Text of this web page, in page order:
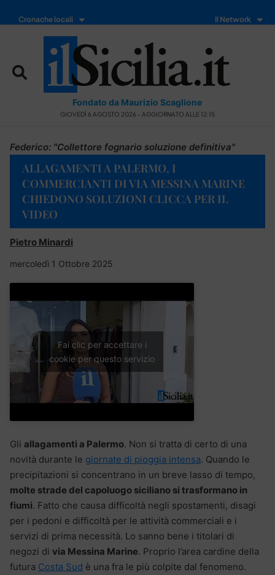
Cronache locali Il Network
Fondato da Maurizio Scaglione
GIOVEDÌ 6 AGOSTO 2026 - AGGIORNATO ALLE 12:15
Federico: "Collettore fognario soluzione definitiva"
ALLAGAMENTI A PALERMO, I
COMMERCIANTI DI VIA MESSINA MARINE
CHIEDONO SOLUZIONI CLICCA PER IL
VIDEO
Pietro Minardi
mercoledì 1 Ottobre 2025
Fai clic per accettare i
cookie per questo servizio
Gli allagamenti a Palermo. Non si tratta di certo di una
novità durante le giornate di pioggia intensa. Quando le
precipitazioni si concentrano in un breve lasso di tempo,
molte strade del capoluogo siciliano si trasformano in
fiumi. Fatto che causa difficoltà negli spostamenti, disagi
per i pedoni e difficoltà per le attività commerciali e i
servizi di prima necessità. Lo sanno bene i titolari di
negozi di via Messina Marine. Proprio l’area cardine della
futura Costa Sud è una fra le più colpite dal fenomeno.